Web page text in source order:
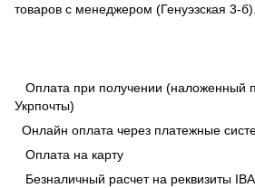
товаров с менеджером (Генуэзская 3-б).
Оплата при получении (наложенный
Укрпочты)
Онлайн оплата через платежные
Оплата на карту
Безналичный расчет на реквизиты